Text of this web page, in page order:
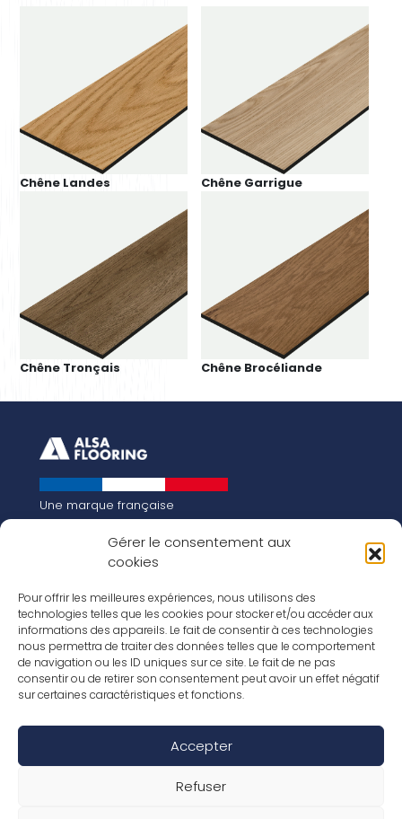
Gérer le consentement aux
cookies
Pour offrir les meilleures expériences, nous utilisons des
technologies telles que les cookies pour stocker et/ou accéder aux
informations des appareils. Le fait de consentir à ces technologies
nous permettra de traiter des données telles que le comportement
de navigation ou les ID uniques sur ce site. Le fait de ne pas
consentir ou de retirer son consentement peut avoir un effet négatif
sur certaines caractéristiques et fonctions.
Accepter
Refuser
Chêne Landes Chêne Garrigue
Chêne Tronçais Chêne Brocéliande
Une marque française
Qui sommes-nous
Notre histoire
Les chiffres clés
FR
EN
Nos revêtements
Nos Stratifiés
Nos accessoires
Nos parquets
Conditions de garantie